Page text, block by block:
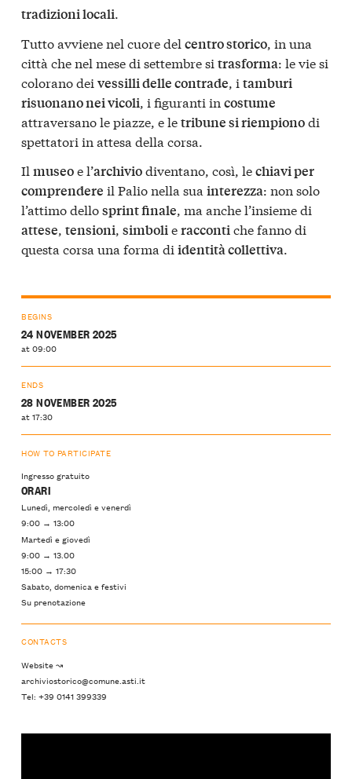
tradizioni locali.
Tutto avviene nel cuore del centro storico, in una
città che nel mese di settembre si trasforma: le vie si
colorano dei vessilli delle contrade, i tamburi
risuonano nei vicoli, i figuranti in costume
attraversano le piazze, e letribune si riempionodi
spettatori in attesa della corsa.
Il museoe l’archiviodiventano, così, lechiavi per
comprendere il Palio nella sua interezza: non solo
l’attimo dellosprint finale, ma anche l’insieme di
attese, tensioni, simbolieraccontiche fanno di
questa corsa una forma di identità collettiva.
BEGINS
24 NOVEMBER 2025
at 09:00
ENDS
28 NOVEMBER 2025
at 17:30
HOW TO PARTICIPATE
Ingresso gratuito
ORARI
Lunedì, mercoledì e venerdì
9:00 → 13:00
Martedì e giovedì
9:00 → 13.00
15:00 → 17:30
Sabato, domenica e festivi
Su prenotazione
CONTACTS
Website ↝
archiviostorico@comune.asti.it
Tel: +39 0141 399339